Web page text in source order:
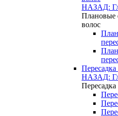
НАЗАД:
Плановые
волос
Пересадка
НАЗАД:
Пересадка